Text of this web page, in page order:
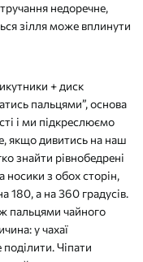
недоречне,
зілля може вплинути
+ диск
пальцями”, основа
і ми підкреслюємо
якщо дивитись на наш
знайти рівнобедрені
носики з обох сторін,
180, а на 360 градусів.
пальцями чайного
у чахаї
Чіпати